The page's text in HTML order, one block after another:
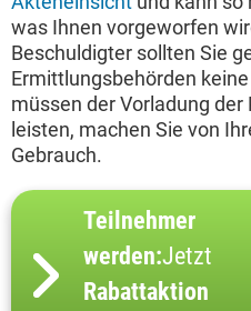
was Ihnen vorgeworfen
Beschuldigter sollten Sie
Ermittlungsbehörden
müssen der Vorladung der
leisten, machen Sie von
Gebrauch.
Teilnehmer
werden:Jetzt
Rabattaktion